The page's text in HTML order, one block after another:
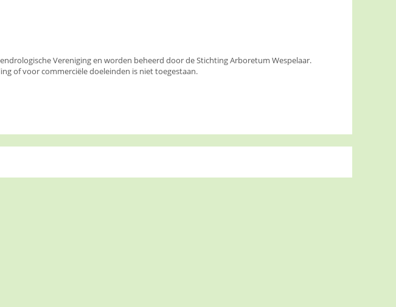
Vereniging en worden beheerd door de Stichting Arboretum Wespelaar.
of voor commerciële doeleinden is niet toegestaan.